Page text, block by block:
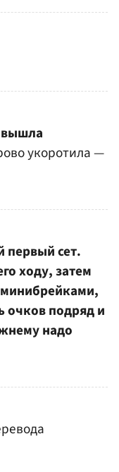
укоротила —
сет.
ходу, затем
очков подряд и
надо